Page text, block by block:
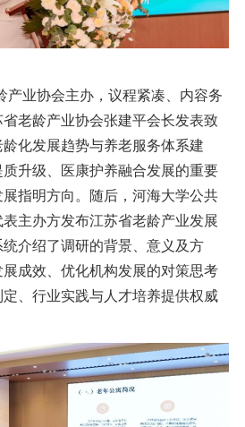
产业协会主办，议程紧凑、内容务
省老龄产业协会张建平会长发表致
龄化发展趋势与养老服务体系建
升级、医康护养融合发展的重要
指明方向。随后，河海大学公共
表主办方发布江苏省老龄产业发展
统介绍了调研的背景、意义及方
成效
优化机构发展的对策思考
定、行业实践与人才培养提供权威